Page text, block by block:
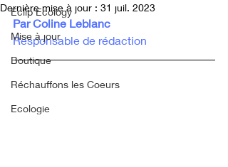
Eclip'Ecology
Mise à jour
Boutique
Réchauffons les Coeurs
Ecologie
Dernière mise à jour : 31 juil. 2023
Par Coline Leblanc
Responsable de rédaction